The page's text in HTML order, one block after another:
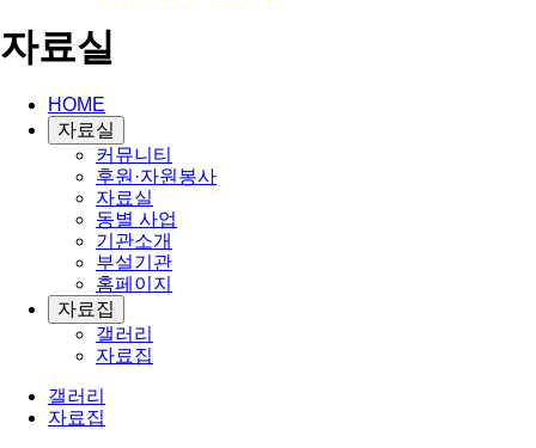
자료실
HOME
자료실
커뮤니티
후원·자원봉사
자료실
동별 사업
기관소개
부설기관
홈페이지
자료집
갤러리
자료집
갤러리
자료집